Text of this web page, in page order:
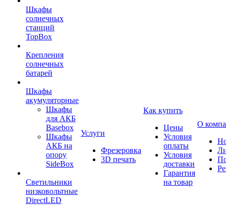
Шкафы
солнечных
станций
TopBox
Крепления
солнечных
батарей
Шкафы
акумуляторные
Шкафы
для АКБ
Basebox
Шкафы
АКБ на
опору
SideBox
Светильники
низковольтные
DirectLED
Услуги
Фрезеровка
3D печать
Как купить
Цены
Условия
оплаты
Условия
доставки
Гарантия
на товар
О